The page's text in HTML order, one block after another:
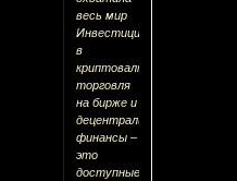
весь мир
Инвестиции
в
криптовалюту,
торговля
на бирже и
децентрализованные
финансы –
это
доступные